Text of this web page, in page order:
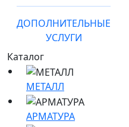
ДОПОЛНИТЕЛЬНЫЕ
УСЛУГИ
Каталог
МЕТАЛЛ
АРМАТУРА